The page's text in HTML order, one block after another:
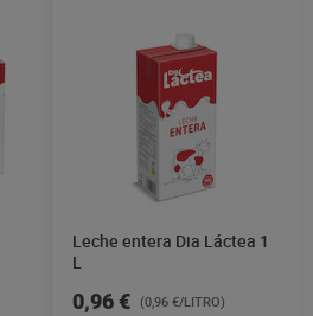
Leche entera Dia Láctea 1
L
0,96 € (0,96 €/LITRO)